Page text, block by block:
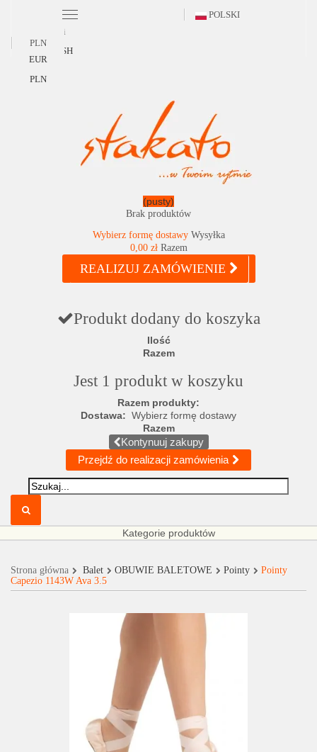
POLSKI
Polski
ENGLISH
PLN
EUR
PLN
(pusty)
Brak produktów
Wybierz formę dostawy Wysyłka
0,00 zł Razem
REALIZUJ ZAMÓWIENIE
Produkt dodany do koszyka
Ilość
Razem
Jest 1 produkt w koszyku
Razem produkty:
Dostawa: Wybierz formę dostawy
Razem
Kontynuuj zakupy
Przejdź do realizacji zamówienia
Kategorie produktów
Strona główna Balet OBUWIE BALETOWE Pointy
Pointy
Capezio 1143W Ava 3.5